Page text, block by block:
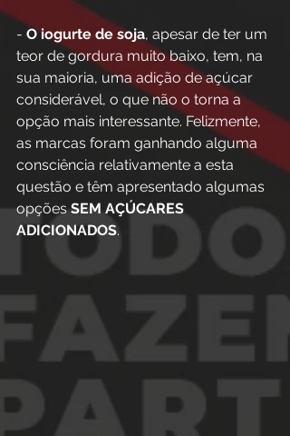
- O iogurte de soja, apesar de ter um
teor de gordura muito baixo, tem, na
sua maioria, uma adição de açúcar
considerável, o que não o torna a
opção mais interessante. Felizmente,
as marcas foram ganhando alguma
consciência relativamente a esta
questão e têm apresentado algumas
opções SEM AÇÚCARES
ADICIONADOS.